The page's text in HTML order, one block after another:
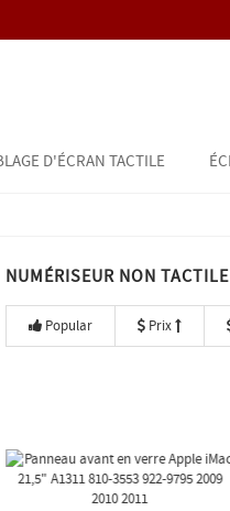
D'ÉCRAN TACTILE
NUMÉRISEUR NON
Popular Prix